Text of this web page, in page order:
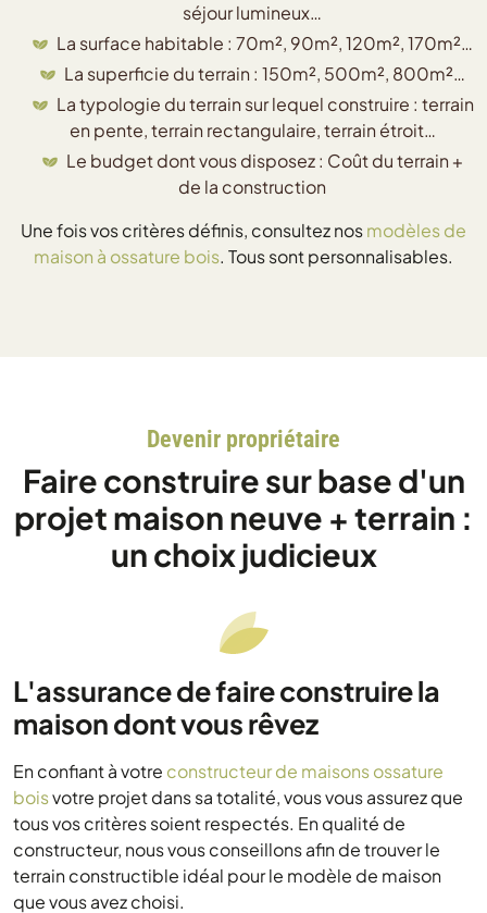
séjour lumineux…
La surface habitable : 70m², 90m², 120m², 170m²…
La superficie du terrain : 150m², 500m², 800m²…
La typologie du terrain sur lequel construire : terrain
en pente, terrain rectangulaire, terrain étroit…
Le budget dont vous disposez : Coût du terrain +
de la construction
Une fois vos critères définis, consultez nosmodèles de
maison à ossature bois. Tous sont personnalisables.
Devenir propriétaire
Faire construire sur base d'un
projet maison neuve + terrain :
un choix judicieux
L'assurance de faire construire la
maison dont vous rêvez
En confiant à votre constructeur de maisons ossature
boisvotre projet dans sa totalité, vous vous assurez que
tous vos critères soient respectés. En qualité de
constructeur, nous vous conseillons afin de trouver le
terrain constructible idéal pour le modèle de maison
que vous avez choisi.